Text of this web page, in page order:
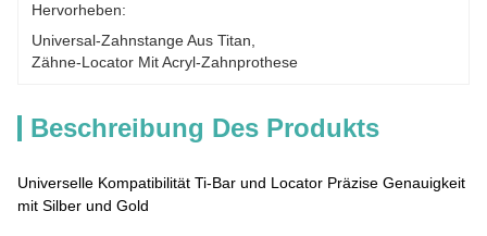
Hervorheben:
Universal-Zahnstange Aus Titan
Zähne-Locator Mit Acryl-Zahnprothese
Beschreibung Des Produkts
Universelle Kompatibilität Ti-Bar und Locator Präzise Genauigkeit
mit Silber und Gold